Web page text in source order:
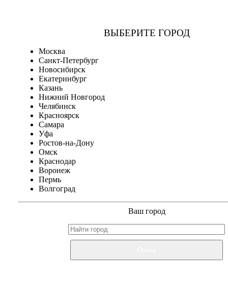
ВЫБЕРИТЕ ГОРОД
Москва
Санкт-Петербург
Новосибирск
Екатеринбург
Казань
Нижний Новгород
Челябинск
Красноярск
Самара
Уфа
Ростов-на-Дону
Омск
Краснодар
Воронеж
Пермь
Волгоград
Ваш город